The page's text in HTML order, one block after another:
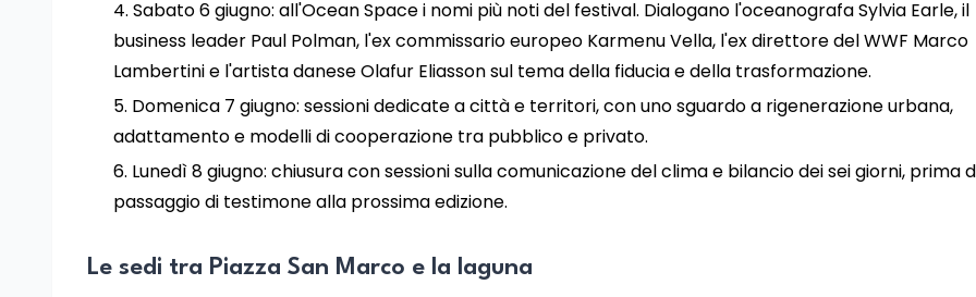
Sabato 6 giugno: all'Ocean Space i nomi più noti del festival. Dialogano l'oceanografa Sylvia Earle, il
business leader Paul Polman, l'ex commissario europeo Karmenu Vella, l'ex direttore del WWF Marco
Lambertini e l'artista danese Olafur Eliasson sul tema della fiducia e della trasformazione.
Domenica 7 giugno: sessioni dedicate a città e territori, con uno sguardo a rigenerazione urbana,
adattamento e modelli di cooperazione tra pubblico e privato.
Lunedì 8 giugno: chiusura con sessioni sulla comunicazione del clima e bilancio dei sei giorni, prima
passaggio di testimone alla prossima edizione.
Le sedi tra Piazza San Marco e la laguna